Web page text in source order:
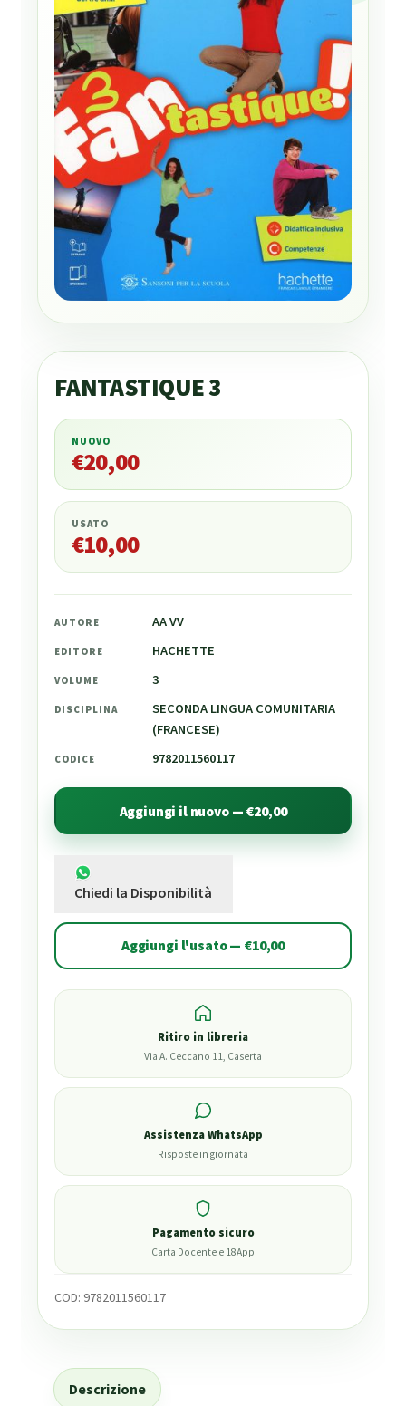
FANTASTIQUE 3
20,00
NUOVO
€20,00
USATO
€10,00
AUTORE AA VV
EDITORE HACHETTE
VOLUME 3
DISCIPLINA
SECONDA LINGUA COMUNITARIA
(FRANCESE)
CODICE 9782011560117
Aggiungi il nuovo — €20,00
Chiedi la Disponibilità
Aggiungi l'usato — €10,00
Ritiro in libreria
Via A. Ceccano 11, Caserta
Assistenza WhatsApp
Risposte in giornata
Pagamento sicuro
Carta Docente e 18App
COD: 9782011560117
Descrizione